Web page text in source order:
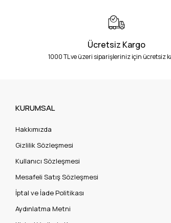
Ücretsiz Kargo
1000 TL ve üzeri siparişleriniz için ücretsiz
KURUMSAL
Hakkımızda
Gizlilik Sözleşmesi
Kullanıcı Sözleşmesi
Mesafeli Satış Sözleşmesi
İptal ve İade Politikası
Aydınlatma Metni